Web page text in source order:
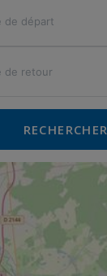
RECHERCHER